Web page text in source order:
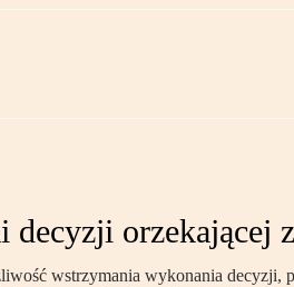
decyzji orzekającej
wstrzymania wykonania